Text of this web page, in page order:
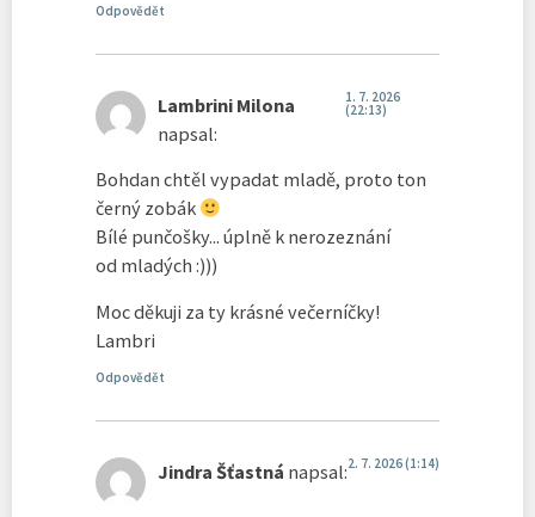
Odpovědět
Lambrini Milona
napsal:
1. 7. 2026
(22:13)
Bohdan chtěl vypadat mladě, proto ton
černý zobák
Bílé punčošky... úplně k nerozeznání
od mladých :)))
Moc děkuji za ty krásné večerníčky!
Lambri
Odpovědět
Jindra Šťastná napsal:2. 7. 2026 (1:14)